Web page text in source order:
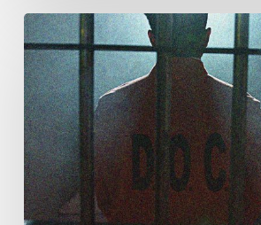
L’ACLC
demande
aux
députés
d’adopter
les
amendements
du
Sénat